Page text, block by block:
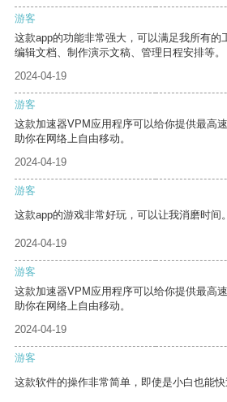
游客
这款app的功能非常强大，可以满足我所有的
编辑文档、制作演示文稿、管理日程安排等。
2024-04-19
游客
这款加速器VPM应用程序可以给你提供最高
助你在网络上自由移动。
2024-04-19
游客
这款app的游戏非常好玩，可以让我消磨时间。
2024-04-19
游客
这款加速器VPM应用程序可以给你提供最高
助你在网络上自由移动。
2024-04-19
游客
这款软件的操作非常简单，即使是小白也能快